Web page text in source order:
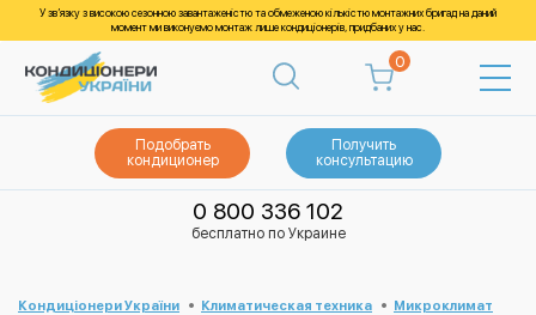
У зв’язку з високою сезонною завантаженістю та обмеженою кількістю монтажних бригад на даний
момент ми виконуємо монтаж лише кондиціонерів, придбаних у нас.
0
Подобрать
кондиционер
Получить
консультацию
0 800 336 102
бесплатно по Украине
Кондиціонери України Климатическая техника
Микроклимат